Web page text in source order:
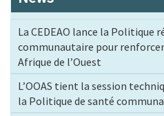
La CEDEAO lance la Politique
communautaire pour
Afrique de l’Ouest
L’OOAS tient la session
la Politique de santé